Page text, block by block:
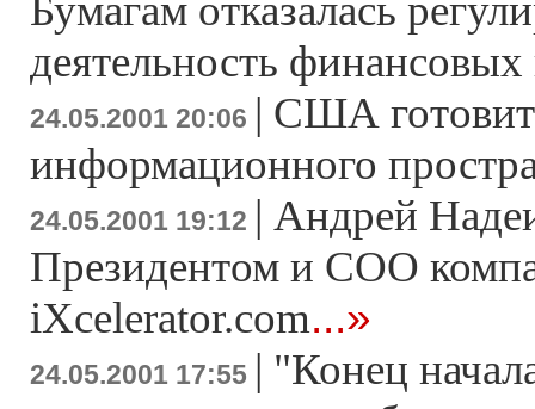
Бумагам отказалась
деятельность финансовых
24.05.2001 20:06 | США
информационного
24.05.2001 19:12 | Андрей
Президентом и COO
iXcelerator.com...»
24.05.2001 17:55 | "Конец